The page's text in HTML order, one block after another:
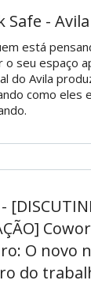
Safe -
está
o seu espaço
do Avila
como eles
-
O novo
do